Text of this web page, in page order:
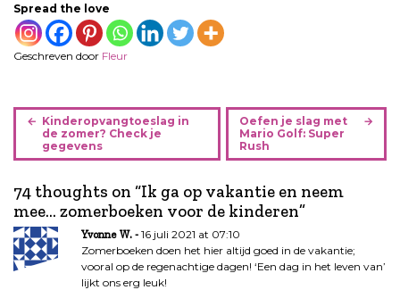
Spread the love
Geschreven door Fleur
B
r
c
h
t
n
a
Kinderopvangtoeslag in
de zomer? Check je
gegevens
Oefen je slag met
Mario Golf: Super
Rush
74 thoughts on “Ik ga op vakantie en neem
mee… zomerboeken voor de kinderen”
Yvonne W.
16 juli 2021 at 07:10
Zomerboeken doen het hier altijd goed in de vakantie;
vooral op de regenachtige dagen! ‘Een dag in het leven van’
lijkt ons erg leuk!